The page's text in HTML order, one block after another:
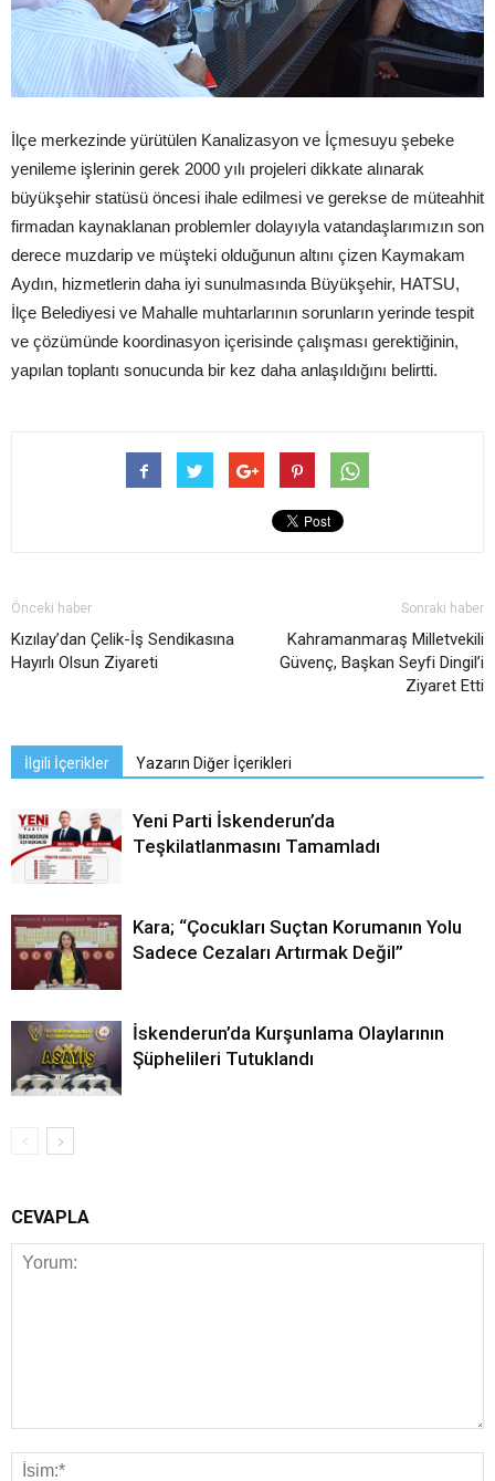
İlçe merkezinde yürütülen Kanalizasyon ve İçmesuyu şebeke
yenileme işlerinin gerek 2000 yılı projeleri dikkate alınarak
büyükşehir statüsü öncesi ihale edilmesi ve gerekse de müteahhit
firmadan kaynaklanan problemler dolayıyla vatandaşlarımızın son
derece muzdarip ve müşteki olduğunun altını çizen Kaymakam
Aydın, hizmetlerin daha iyi sunulmasında Büyükşehir, HATSU,
İlçe Belediyesi ve Mahalle muhtarlarının sorunların yerinde tespit
ve çözümünde koordinasyon içerisinde çalışması gerektiğinin,
yapılan toplantı sonucunda bir kez daha anlaşıldığını belirtti.
Önceki haber
Kızılay’dan Çelik-İş Sendikasına
Hayırlı Olsun Ziyareti
Sonraki haber
Kahramanmaraş Milletvekili
Güvenç, Başkan Seyfi Dingil’i
Ziyaret Etti
İlgili İçerikler Yazarın Diğer İçerikleri
Yeni Parti İskenderun’da
Teşkilatlanmasını Tamamladı
Kara; “Çocukları Suçtan Korumanın Yolu
Sadece Cezaları Artırmak Değil”
İskenderun’da Kurşunlama Olaylarının
Şüphelileri Tutuklandı
CEVAPLA